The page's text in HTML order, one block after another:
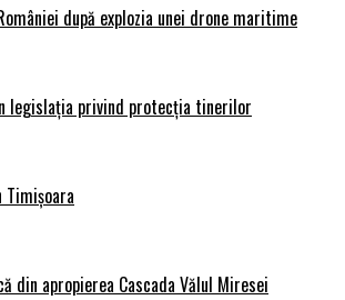
după explozia unei drone maritime
legislația privind protecția tinerilor
Timișoara
din apropierea Cascada Vălul Miresei